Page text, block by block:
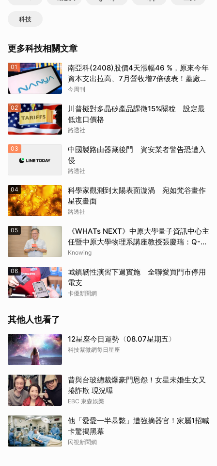
科技
更多科技相關文章
01
南亞科(2408)股價4天漲幅46 %，原來今年
資本支出拉高、7月營收增7倍破表！蓋廠買
設備最新營運目標曝光
今周刊
02
川普擬對多晶矽產品課徵15%關稅 設定最
低進口價格
路透社
03
中國製路由器藏後門 資安業者警告恐遭入
侵
路透社
04
科學家觀測到太陽表面漩渦 宛如梵谷畫作
星夜畫面
路透社
05
《WHATs NEXT》中原大學量子資訊中心主
任暨中原大學物理系講座教授張慶瑞：Q-
day的countdown現在已經開始了
Knowing
06
城鎮韌性演習下週實施 全聯愛買門市停用
電支
卡優新聞網
其他人也看了
12星座今日運勢〈08.07星期五〉
科技紫微網每日星座
昔與台玻總裁爆豪門恩怨！女星未婚生女又
捲詐欺 現況曝
EBC 東森娛樂
他「愛愛一半暴斃」遭強摘器官！家屬1招喊
卡驚揭黑幕
民視新聞網